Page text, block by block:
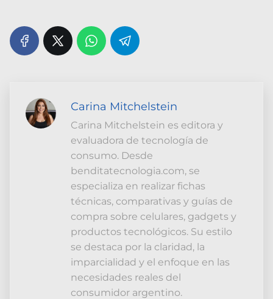
Carina Mitchelstein
Carina Mitchelstein es editora y
evaluadora de tecnología de
consumo. Desde
benditatecnologia.com, se
especializa en realizar fichas
técnicas, comparativas y guías de
compra sobre celulares, gadgets y
productos tecnológicos. Su estilo
se destaca por la claridad, la
imparcialidad y el enfoque en las
necesidades reales del
consumidor argentino.